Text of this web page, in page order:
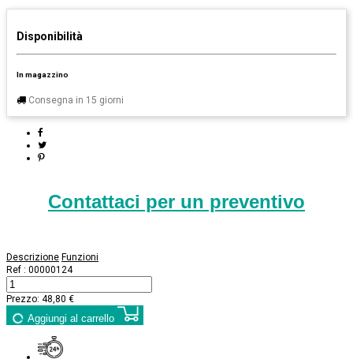
Disponibilità
In magazzino
Consegna in 15 giorni
Contattaci per un preventivo
Descrizione Funzioni
Ref : 00000124
Prezzo: 48,80 €
Aggiungi al carrello